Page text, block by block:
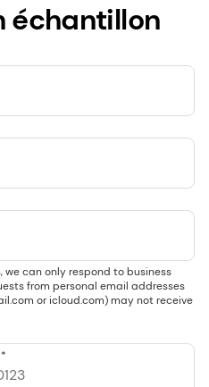
échantillon
we can only respond to business
from personal email addresses
or icloud.com) may not receive